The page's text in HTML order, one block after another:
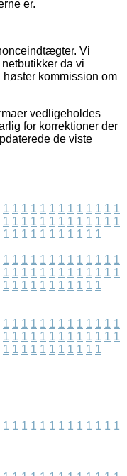
er.
Vi
da vi
høster kommission om
vedligeholdes
for korrektioner der
de viste
1 1 1 1 1 1 1 1 1 1 1 1 1
1 1 1 1 1 1 1 1 1 1 1 1 1
1 1 1 1 1 1 1 1 1 1 1
1 1 1 1 1 1 1 1 1 1 1 1 1
1 1 1 1 1 1 1 1 1 1 1 1 1
1 1 1 1 1 1 1 1 1 1 1
1 1 1 1 1 1 1 1 1 1 1 1 1
1 1 1 1 1 1 1 1 1 1 1 1 1
1 1 1 1 1 1 1 1 1 1 1
1 1 1 1 1 1 1 1 1 1 1 1 1